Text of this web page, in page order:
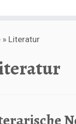
» Literatur